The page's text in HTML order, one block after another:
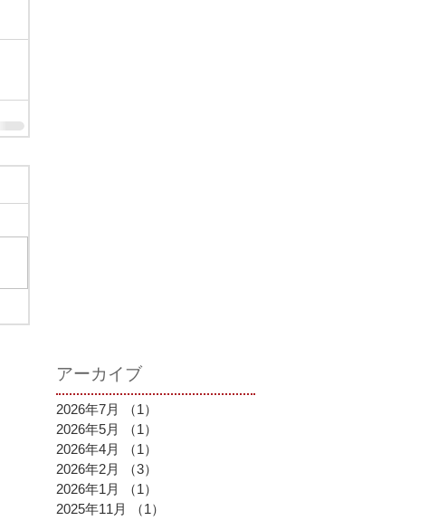
アーカイブ
2026年7月 （1）
2026年5月
（1）
2026年4月
（1）
2026年2月
（3）
2026年1月
（1）
2025年11月
（1）